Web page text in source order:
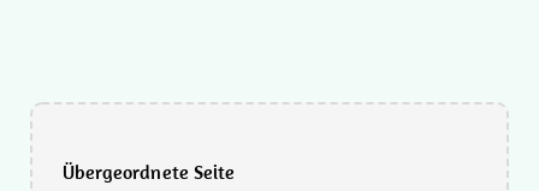
Übergeordnete Seite